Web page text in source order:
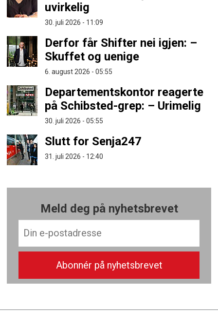
uvirkelig
30. juli 2026 - 11:09
Derfor får Shifter nei igjen: –
Skuffet og uenige
6. august 2026 - 05:55
Departementskontor reagerte
på Schibsted-grep: – Urimelig
30. juli 2026 - 05:55
Slutt for Senja247
31. juli 2026 - 12:40
Meld deg på nyhetsbrevet